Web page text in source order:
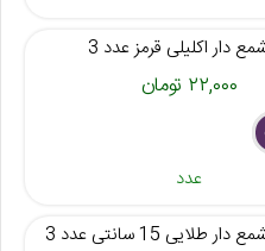
دار اکلیلی قرمز عدد 3
۲۲,۰۰۰ تومان
عدد
طلایی 15 سانتی عدد 3